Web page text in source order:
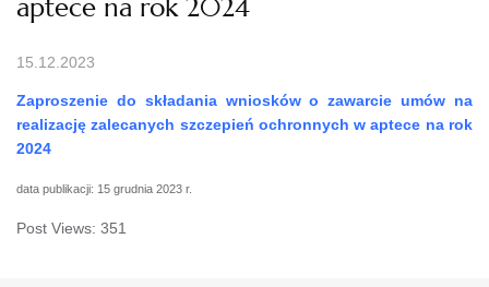
aptece na rok 2024
15.12.2023
Zaproszenie do składania wniosków o zawarcie umów na
realizację zalecanych szczepień ochronnych w aptece na rok
2024
data publikacji: 15 grudnia 2023 r.
Post Views: 351